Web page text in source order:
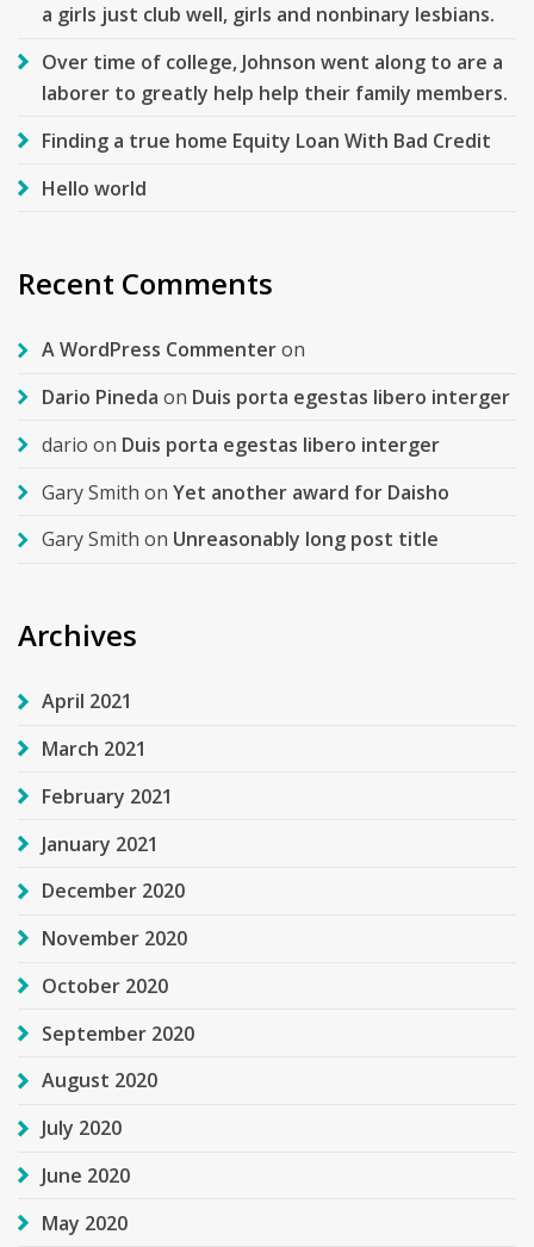
a girls just club well, girls and nonbinary lesbians.
Over time of college, Johnson went along to are a
laborer to greatly help help their family members.
Finding a true home Equity Loan With Bad Credit
Hello world
Recent Comments
A WordPress Commenteron
Dario Pineda on Duis porta egestas libero interger
dario on Duis porta egestas libero interger
Gary Smith on Yet another award for Daisho
Gary Smith on Unreasonably long post title
Archives
April 2021
March 2021
February 2021
January 2021
December 2020
November 2020
October 2020
September 2020
August 2020
July 2020
June 2020
May 2020